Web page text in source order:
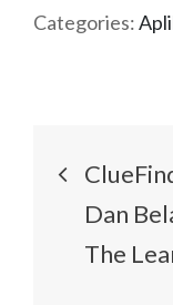
Categories:
Post
Dan
The